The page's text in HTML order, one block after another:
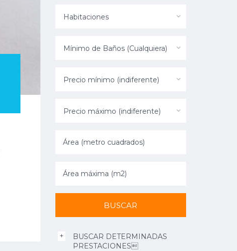
Habitaciones
Mínimo de Baños (Cualquiera)
Precio mínimo (indiferente)
Precio máximo (indiferente)
BUSCAR DETERMINADAS
PRESTACIONES